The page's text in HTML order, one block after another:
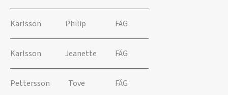
Karlsson Philip FÄG
Karlsson Jeanette FÄG
Pettersson Tove FÄG